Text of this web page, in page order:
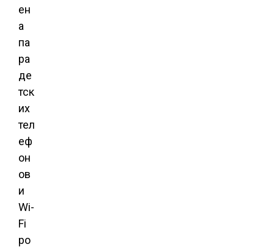
ен
а
па
ра
де
тск
их
тел
еф
он
ов
и
Wi-
Fi
ро